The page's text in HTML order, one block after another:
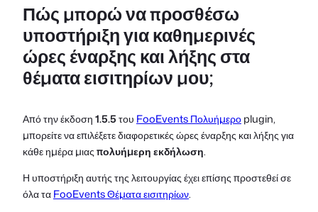
Italian
Portuguese
Czech
Πώς μπορώ να προσθέσω
υποστήριξη για καθημερινές
ώρες έναρξης και λήξης στα
θέματα εισιτηρίων μου;
Από την έκδοση1.5.5του FooEvents Πολυήμεροplugin,
μπορείτε να επιλέξετε διαφορετικές ώρες έναρξης και λήξης για
κάθε ημέρα μιαςπολυήμερη εκδήλωση.
Η υποστήριξη αυτής της λειτουργίας έχει επίσης προστεθεί σε
όλα ταFooEvents Θέματα εισιτηρίων.